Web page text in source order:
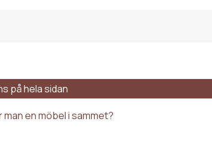
på hela sidan
man en möbel i sammet?